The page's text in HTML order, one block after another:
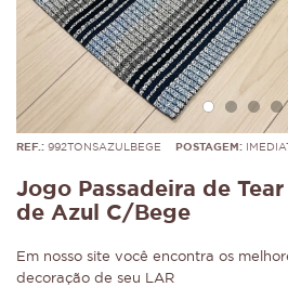
REF.: 992TONSAZULBEGE POSTAGEM:
Jogo Passadeira de
de Azul C/Bege
Em nosso site você encontra os
decoração de seu LAR